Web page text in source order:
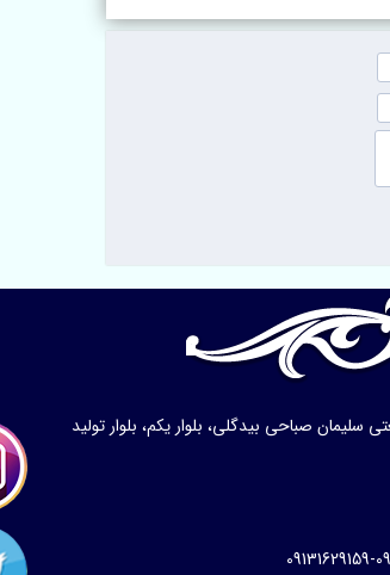
صباحی بیدگلی، بلوار یکم، بلوار تولید